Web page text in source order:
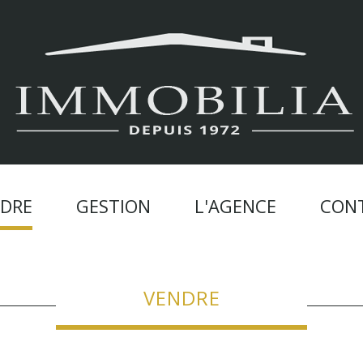
GESTION L'AGENCE
VENDRE